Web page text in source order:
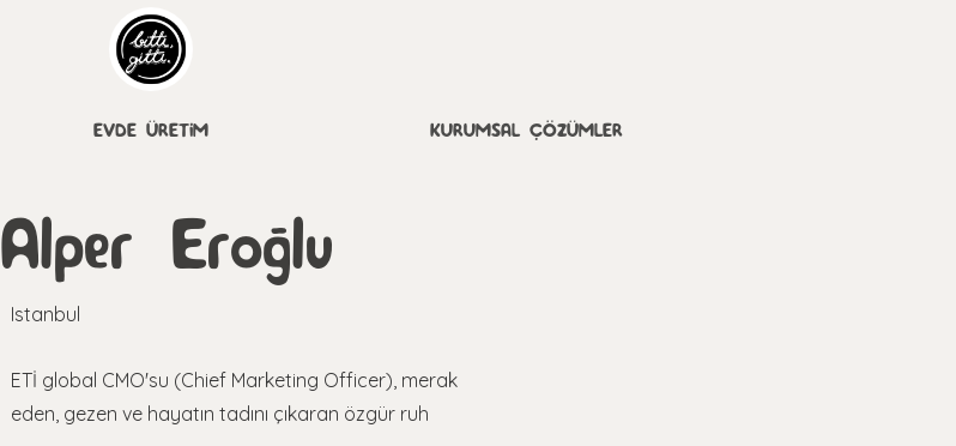
EVDE ÜRETİM KURUMSAL ÇÖZÜMLER
Alper Eroğlu
Istanbul
ETİ global CMO'su (Chief Marketing Officer), merak
eden, gezen ve hayatın tadını çıkaran özgür ruh